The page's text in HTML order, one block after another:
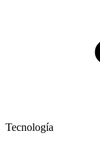
Tecnología